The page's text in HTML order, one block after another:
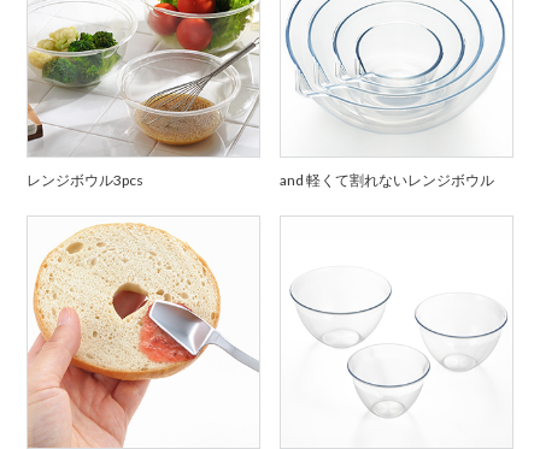
レンジボウル3pcs and 軽くて割れないレンジボウル